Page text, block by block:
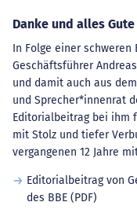
Danke und alles
In Folge einer
Geschäftsführer
und damit auch aus
und Sprecher*innenrat
Editorialbeitrag bei ihm
mit Stolz und tiefer
vergangenen 12 Jahre
Editorialbeitrag von
des BBE (PDF)